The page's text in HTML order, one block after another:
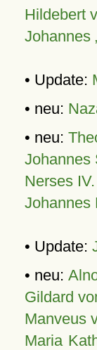
Hildebert
Johannes
• Update:
• neu:
• neu:
Johannes
Nerses
Johannes
• Update:
• neu:
Gildard
Manveus
Maria